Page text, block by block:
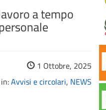
a tempo
1 Ottobre, 2025
in:Avvisi e circolari, NEWS